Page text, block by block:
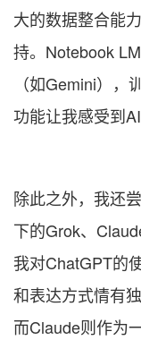
大的数据整合能
持。Notebook
（如Gemini）
功能让我感受到
除此之外，我还
下的Grok、
我对ChatGPT的
和表达方式情有
而Claude则作为